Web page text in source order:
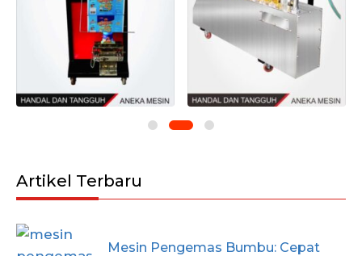
Artikel Terbaru
Mesin Pengemas Bumbu: Cepat